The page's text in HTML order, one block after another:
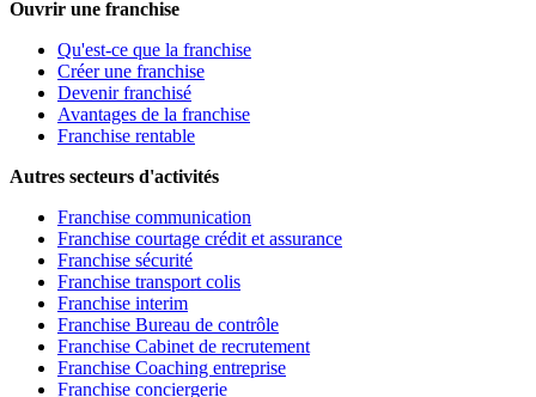
Ouvrir une franchise
Qu'est-ce que la franchise
Créer une franchise
Devenir franchisé
Avantages de la franchise
Franchise rentable
Autres secteurs d'activités
Franchise communication
Franchise courtage crédit et assurance
Franchise sécurité
Franchise transport colis
Franchise interim
Franchise Bureau de contrôle
Franchise Cabinet de recrutement
Franchise Coaching entreprise
Franchise conciergerie